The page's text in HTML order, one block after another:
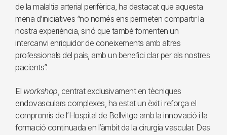
de la malaltia arterial perifèrica, ha destacat que aquesta
mena d’iniciatives “no només ens permeten compartir la
nostra experiència, sinó que també fomenten un
intercanvi enriquidor de coneixements amb altres
professionals del país, amb un benefici clar per als nostres
pacients”.
El workshop, centrat exclusivament en tècniques
endovasculars complexes, ha estat un èxit i reforça el
compromís de l’Hospital de Bellvitge amb la innovació i la
formació continuada en l’àmbit de la cirurgia vascular. Des